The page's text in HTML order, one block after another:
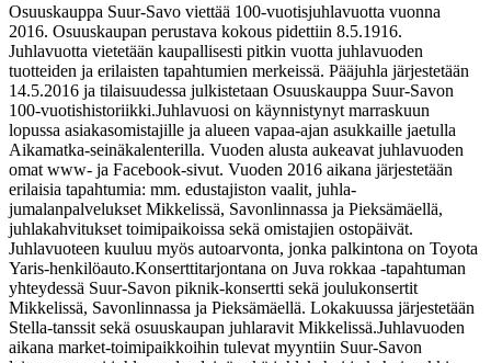
Osuuskauppa Suur-Savo viettää 100-vuotisjuhlavuotta vuonna
2016. Osuuskaupan perustava kokous pidettiin 8.5.1916.
Juhlavuotta vietetään kaupallisesti pitkin vuotta juhlavuoden
tuotteiden ja erilaisten tapahtumien merkeissä. Pääjuhla järjestetään
14.5.2016 ja tilaisuudessa julkistetaan Osuuskauppa Suur-Savon
100-vuotishistoriikki.Juhlavuosi on käynnistynyt marraskuun
lopussa asiakasomistajille ja alueen vapaa-ajan asukkaille jaetulla
Aikamatka-seinäkalenterilla. Vuoden alusta aukeavat juhlavuoden
omat www- ja Facebook-sivut. Vuoden 2016 aikana järjestetään
erilaisia tapahtumia: mm. edustajiston vaalit, juhla­
jumalanpalvelukset Mikkelissä, Savonlinnassa ja Pieksämäellä,
juhlakahvitukset toimipaikoissa sekä omistajien ostopäivät.
Juhlavuoteen kuuluu myös autoarvonta, jonka palkintona on Toyota
Yaris-henkilöauto.Konserttitarjontana on Juva rokkaa -tapahtuman
yhteydessä Suur-Savon piknik-konsertti sekä joulukonsertit
Mikkelissä, Savonlinnassa ja Pieksämäellä. Lokakuussa järjestetään
Stella-tanssit sekä osuuskaupan juhlaravit Mikkelissä.Juhlavuoden
aikana market-toimipaikkoihin tulevat myyntiin Suur-Savon